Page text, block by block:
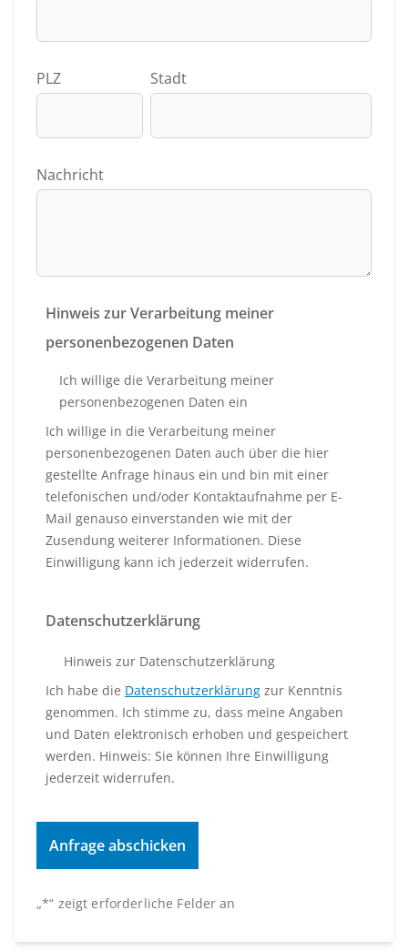
„*“ zeigt erforderliche Felder an
PLZ Stadt
Nachricht
Hinweis zur Verarbeitung meiner
personenbezogenen Daten
Ich willige die Verarbeitung meiner
personenbezogenen Daten ein
Ich willige in die Verarbeitung meiner
personenbezogenen Daten auch über die hier
gestellte Anfrage hinaus ein und bin mit einer
telefonischen und/oder Kontaktaufnahme per E-
Mail genauso einverstanden wie mit der
Zusendung weiterer Informationen. Diese
Einwilligung kann ich jederzeit widerrufen.
Datenschutzerklärung
Hinweis zur Datenschutzerklärung
Ich habe die Datenschutzerklärung zur Kenntnis
genommen. Ich stimme zu, dass meine Angaben
und Daten elektronisch erhoben und gespeichert
werden. Hinweis: Sie können Ihre Einwilligung
jederzeit widerrufen.